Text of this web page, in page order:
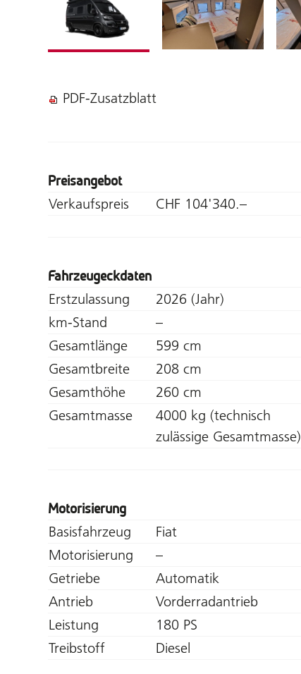
PDF-Zusatzblatt
Preisangebot
Verkaufspreis CHF 104'340.–
Fahrzeugeckdaten
Erstzulassung
2026 (Jahr)
km-Stand
–
Gesamtlänge
599 cm
Gesamtbreite
208 cm
Gesamthöhe
260 cm
Gesamtmasse
4000 kg (technisch
zulässige Gesamtmasse)
Motorisierung
Basisfahrzeug
Fiat
Motorisierung
–
Getriebe
Automatik
Antrieb
Vorderradantrieb
Leistung
180 PS
Treibstoff
Diesel